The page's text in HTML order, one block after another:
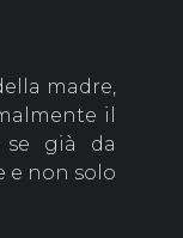
madre,
il
se già da
e non solo